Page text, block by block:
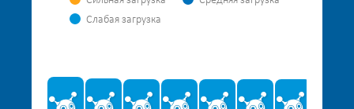
Слабая загрузка